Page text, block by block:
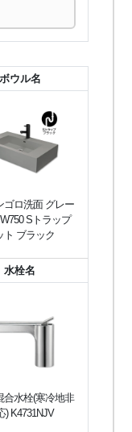
ボウル名
ゴロ洗面 グレー
Sトラップ
ト ブラック
水栓名
合水栓(寒冷地非
) K4731NJV